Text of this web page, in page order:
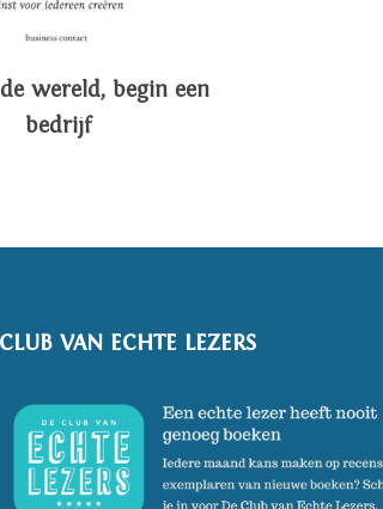
wereld, begin een
bedrijf
CLUB VAN ECHTE LEZERS